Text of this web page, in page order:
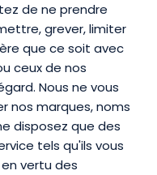
de ne prendre
grever, limiter
que ce soit avec
ceux de nos
Nous ne vous
nos marques, noms
disposez que des
tels qu'ils vous
vertu des